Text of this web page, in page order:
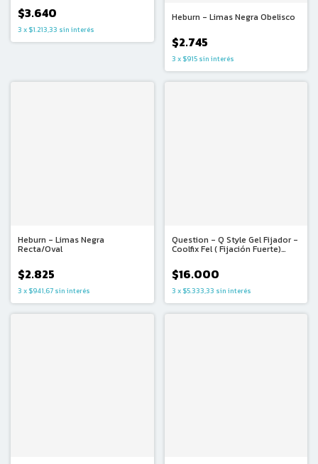
$3.640
3 x $1.213,33 sin interés
Heburn - Limas Negra Obelisco
$2.745
3 x $915 sin interés
Heburn - Limas Negra
Recta/Oval
$2.825
3 x $941,67 sin interés
Question - Q Style Gel Fijador -
Coolfix Fel ( Fijación Fuerte)
$16.000
3 x $5.333,33 sin interés